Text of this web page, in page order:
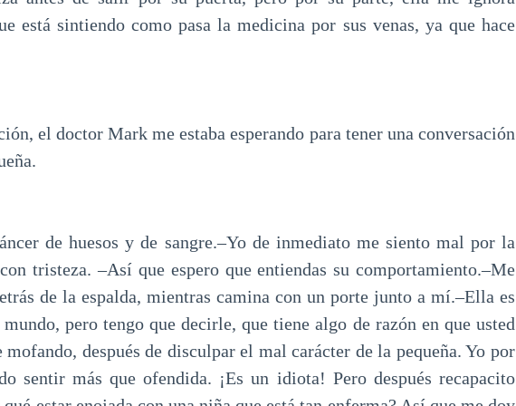
está sintiendo como pasa la medicina por sus venas, ya que hace
el doctor Mark me estaba esperando para tener una conversación
de huesos y de sangre.–Yo de inmediato me siento mal por la
tristeza. –Así que espero que entiendas su comportamiento.–Me
de la espalda, mientras camina con un porte junto a mí.–Ella es
pero tengo que decirle, que tiene algo de razón en que usted
después de disculpar el mal carácter de la pequeña. Yo por
sentir más que ofendida. ¡Es un idiota! Pero después recapacito